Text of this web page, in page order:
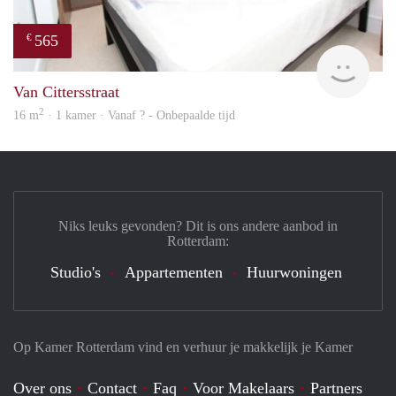
€ 565
Van Cittersstraat
16 m2 · 1 kamer · Vanaf ? - Onbepaalde tijd
Op Kamer Rotterdam vind en verhuur je makkelijk je Kamer
Over ons Contact Faq Voor Makelaars Partners
Niks leuks gevonden? Dit is ons andere aanbod in
Rotterdam:
Studio's Appartementen Huurwoningen